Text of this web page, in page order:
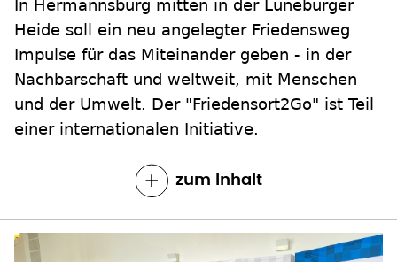
In Hermannsburg mitten in der Lüneburger
Heide soll ein neu angelegter Friedensweg
Impulse für das Miteinander geben - in der
Nachbarschaft und weltweit, mit Menschen
und der Umwelt. Der "Friedensort2Go" ist Teil
einer internationalen Initiative.
zum Inhalt